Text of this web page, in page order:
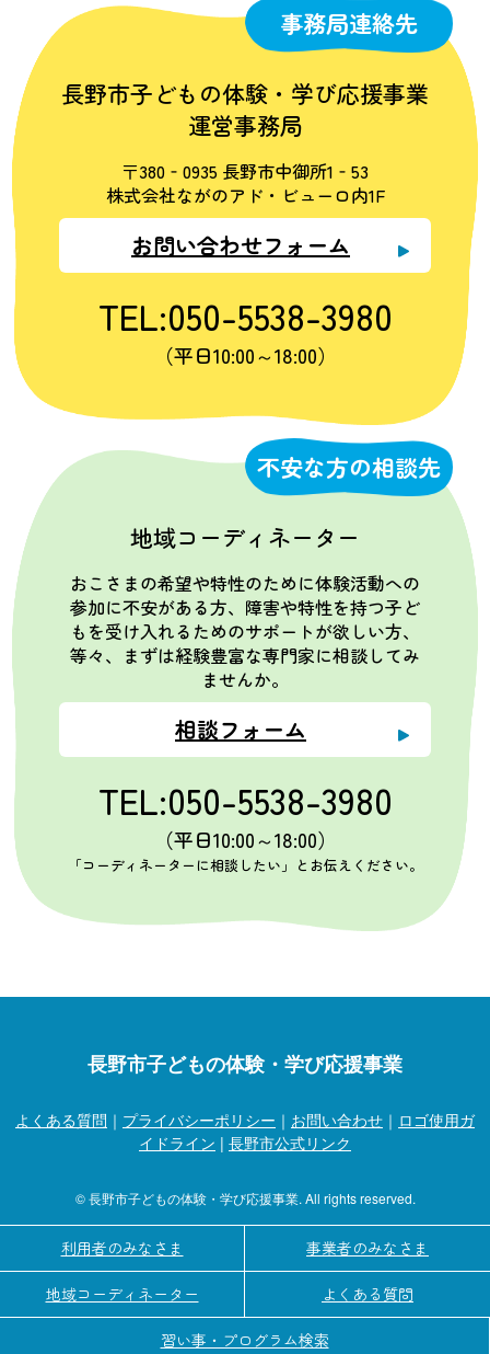
事務局連絡先
長野市子どもの体験・学び応援事業
運営事務局
〒380‐0935 長野市中御所1‐53
株式会社ながのアド・ビューロ内1F
お問い合わせフォーム
TEL:050-5538-3980
（平日10:00～18:00）
不安な方の相談先
地域コーディネーター
おこさまの希望や特性のために体験活動への
参加に不安がある方、障害や特性を持つ子ど
もを受け入れるためのサポートが欲しい方、
等々、まずは経験豊富な専門家に相談してみ
ませんか。
相談フォーム
TEL:050-5538-3980
（平日10:00～18:00）
「コーディネーターに相談したい」とお伝えください。
長野市子どもの体験・学び応援事業
よくある質問 ｜ プライバシーポリシー ｜ お問い合わせ ｜ ロゴ使用ガ
イドライン | 長野市公式リンク
© 長野市子どもの体験・学び応援事業. All rights reserved.
利用者のみなさま 事業者のみなさま
地域コーディネーター よくある質問
習い事・プログラム検索